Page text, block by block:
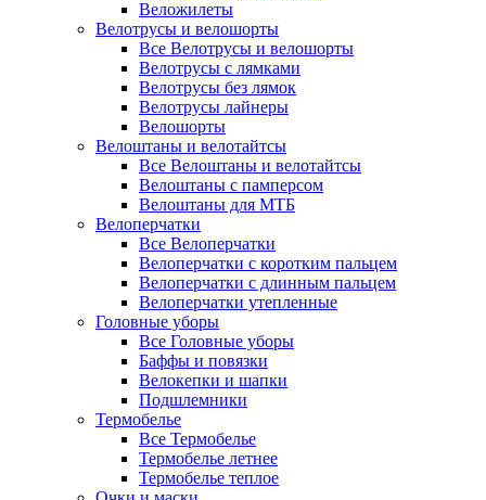
Веложилеты
Велотрусы и велошорты
Все Велотрусы и велошорты
Велотрусы с лямками
Велотрусы без лямок
Велотрусы лайнеры
Велошорты
Велоштаны и велотайтсы
Все Велоштаны и велотайтсы
Велоштаны с памперсом
Велоштаны для МТБ
Велоперчатки
Все Велоперчатки
Велоперчатки с коротким пальцем
Велоперчатки с длинным пальцем
Велоперчатки утепленные
Головные уборы
Все Головные уборы
Баффы и повязки
Велокепки и шапки
Подшлемники
Термобелье
Все Термобелье
Термобелье летнее
Термобелье теплое